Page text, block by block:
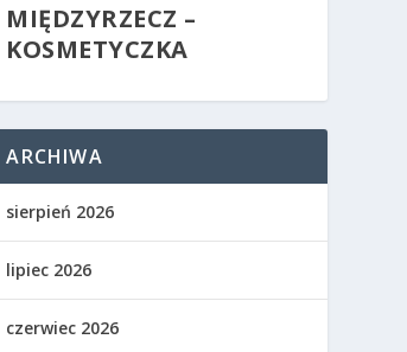
MIĘDZYRZECZ –
KOSMETYCZKA
ARCHIWA
sierpień 2026
lipiec 2026
czerwiec 2026